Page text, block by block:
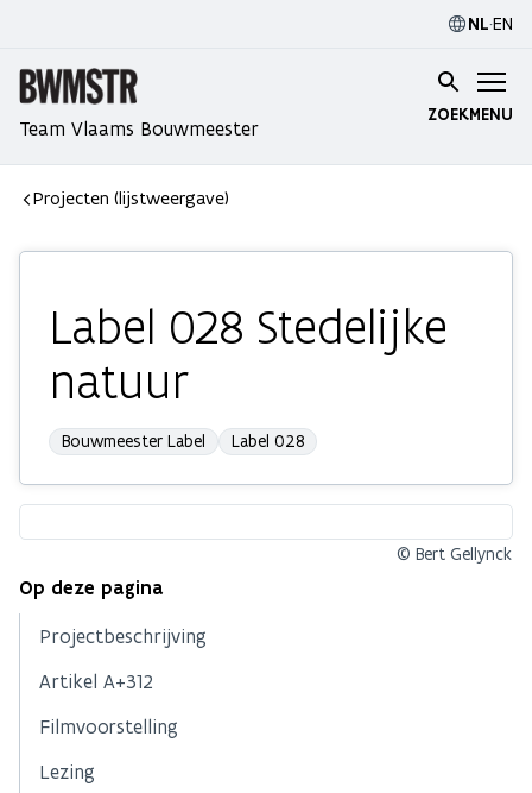
NL·EN
Team Vlaams Bouwmeester
ZOEKMENU
Projecten (lijstweergave)
Label 028 Stedelijke
natuur
Bouwmeester Label Label 028
© Bert Gellynck
Op deze pagina
Projectbeschrijving
Artikel A+312
Filmvoorstelling
Lezing